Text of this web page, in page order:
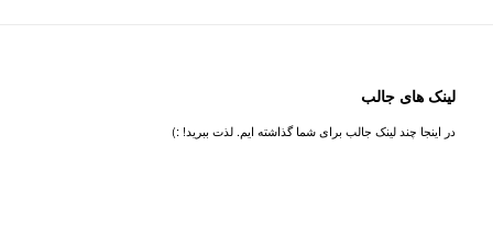
لینک های جالب
در اینجا چند لینک جالب برای شما گذاشته ایم. لذت ببرید! :)